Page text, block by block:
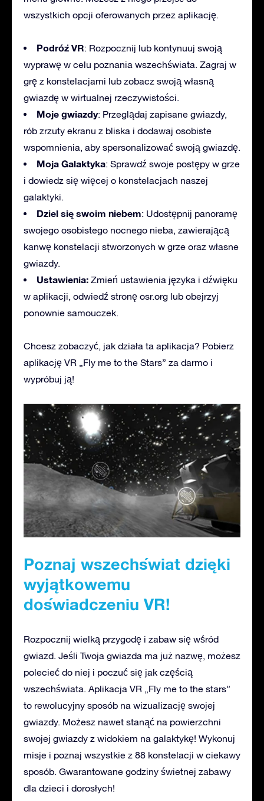
wszystkich opcji oferowanych przez aplikację.
Podróż VR: Rozpocznij lub kontynuuj swoją
wyprawę w celu poznania wszechświata. Zagraj w
grę z konstelacjami lub zobacz swoją własną
gwiazdę w wirtualnej rzeczywistości.
Moje gwiazdy: Przeglądaj zapisane gwiazdy,
rób zrzuty ekranu z bliska i dodawaj osobiste
wspomnienia, aby spersonalizować swoją gwiazdę.
Moja Galaktyka: Sprawdź swoje postępy w grze
i dowiedz się więcej o konstelacjach naszej
galaktyki.
Dziel się swoim niebem: Udostępnij panoramę
swojego osobistego nocnego nieba, zawierającą
kanwę konstelacji stworzonych w grze oraz własne
gwiazdy.
Ustawienia: Zmień ustawienia języka i dźwięku
w aplikacji, odwiedź stronę osr.org lub obejrzyj
ponownie samouczek.
Chcesz zobaczyć, jak działa ta aplikacja? Pobierz
aplikację VR „Fly me to the Stars” za darmo i
wypróbuj ją!
Poznaj wszechświat dzięki
wyjątkowemu
doświadczeniu VR!
Rozpocznij wielką przygodę i zabaw się wśród
gwiazd. Jeśli Twoja gwiazda ma już nazwę, możesz
polecieć do niej i poczuć się jak częścią
wszechświata. Aplikacja VR „Fly me to the stars”
to rewolucyjny sposób na wizualizację swojej
gwiazdy. Możesz nawet stanąć na powierzchni
swojej gwiazdy z widokiem na galaktykę! Wykonuj
misje i poznaj wszystkie z 88 konstelacji w ciekawy
sposób. Gwarantowane godziny świetnej zabawy
dla dzieci i dorosłych!